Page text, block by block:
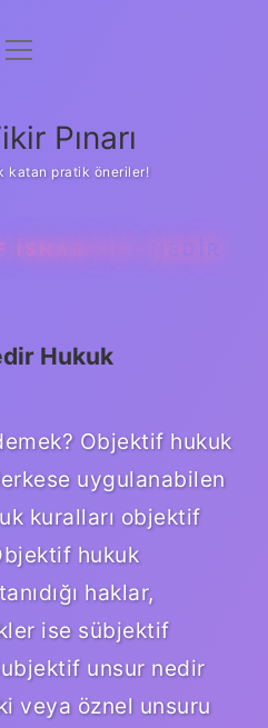
Politikası
Uyarı
menüyü
Pınarı
katan pratik öneriler!
ISNADIYET NEDIR
Hukuk
Objektif hukuk
uygulanabilen
kuralları objektif
hukuk
haklar,
ise sübjektif
unsur nedir
veya öznel unsuru